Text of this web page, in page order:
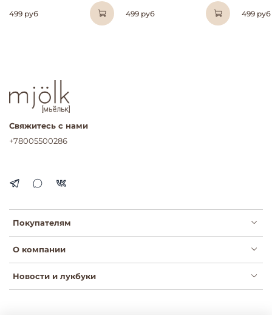
499 руб 499 руб 499 руб
Покупателям
О компании
Новости и лукбуки
Свяжитесь с нами
+78005500286